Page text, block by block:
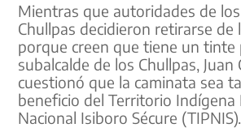
Mientras que autoridades de
Chullpas decidieron retirarse de
porque creen que tiene un tinte
subalcalde de los Chullpas, Juan
cuestionó que la caminata sea
beneficio del Territorio Indígena
Nacional Isiboro Sécure (TIPNIS).